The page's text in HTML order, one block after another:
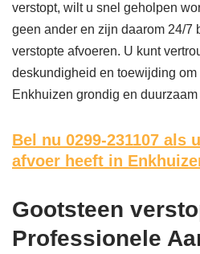
verstopt, wilt u snel geholpen
geen ander en zijn daarom 24/7
verstopte afvoeren. U kunt
deskundigheid en toewijding
Enkhuizen grondig en
Bel nu 0299-231107 als
afvoer heeft in
Gootsteen
Professionele